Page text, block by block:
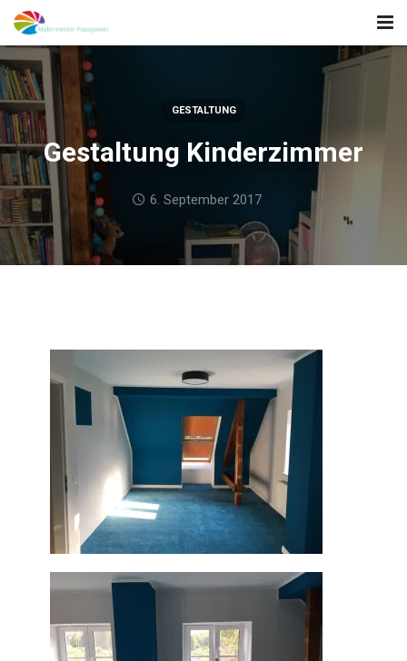
Home
Unsere Leistungen
Projekte
Kontakt
Gestaltung Kinderzimmer
6. September 2017
GESTALTUNG